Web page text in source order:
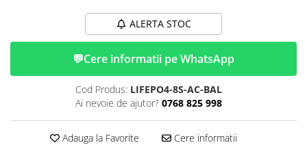
Huse
Toate accesoriile la Triciclete
Masini Electrice
ALERTA STOC
💬Cere informatii pe WhatsApp
Cod Produs: LIFEPO4-8S-AC-BAL
Ai nevoie de ajutor? 0768 825 998
Adauga la Favorite Cere informatii